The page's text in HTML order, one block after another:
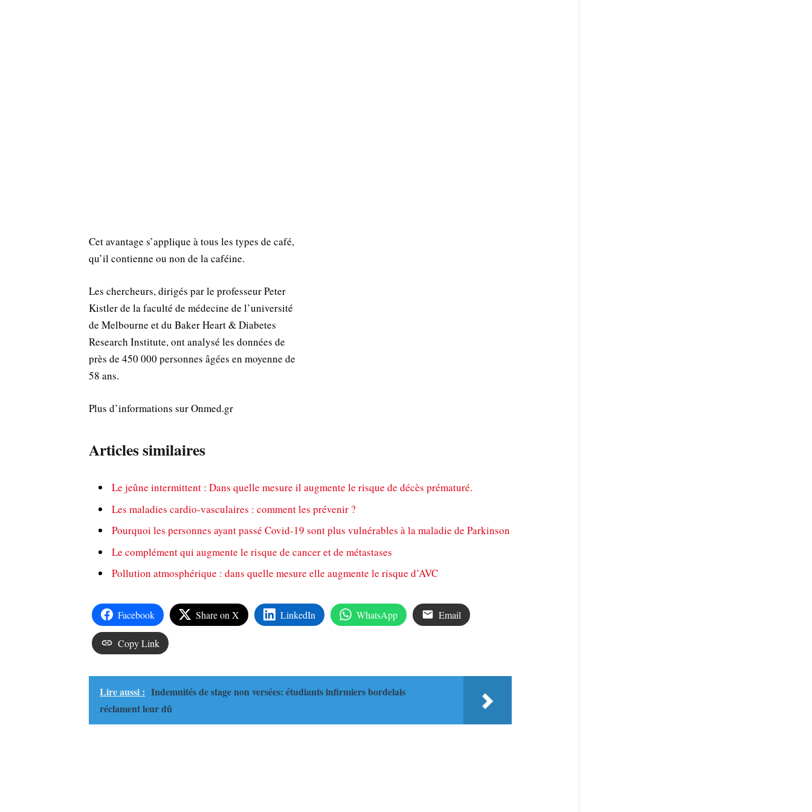
Cet avantage s’applique à tous les types de café,
qu’il contienne ou non de la caféine.
Les chercheurs, dirigés par le professeur Peter
Kistler de la faculté de médecine de l’université
de Melbourne et du Baker Heart & Diabetes
Research Institute, ont analysé les données de
près de 450 000 personnes âgées en moyenne de
58 ans.
Plus d’informations sur Onmed.gr
Articles similaires
Le jeûne intermittent : Dans quelle mesure il augmente le risque de décès prématuré.
Les maladies cardio-vasculaires : comment les prévenir ?
Pourquoi les personnes ayant passé Covid-19 sont plus vulnérables à la maladie de Parkinson
Le complément qui augmente le risque de cancer et de métastases
Pollution atmosphérique : dans quelle mesure elle augmente le risque d’AVC
Facebook Share on X LinkedIn WhatsApp Email
Copy Link
Lire aussi : Indemnités de stage non versées: étudiants infirmiers bordelais
réclament leur dû